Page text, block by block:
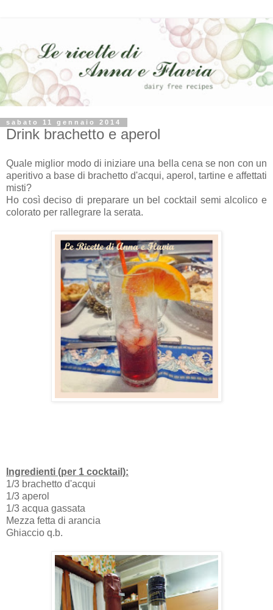
sabato 11 gennaio 2014
Drink brachetto e aperol
Quale miglior modo di iniziare una bella cena se non con un
aperitivo a base di brachetto d'acqui, aperol, tartine e affettati
misti?
Ho così deciso di preparare un bel cocktail semi alcolico e
colorato per rallegrare la serata.
Ingredienti (per 1 cocktail):
1/3 brachetto d'acqui
1/3 aperol
1/3 acqua gassata
Mezza fetta di arancia
Ghiaccio q.b.